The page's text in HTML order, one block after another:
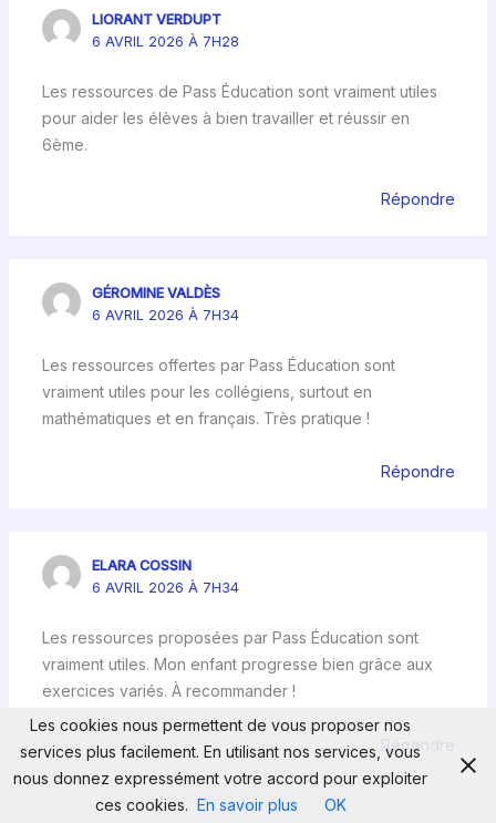
LIORANT VERDUPT
6 AVRIL 2026 À 7H28
Les ressources de Pass Éducation sont vraiment utiles
pour aider les élèves à bien travailler et réussir en
6ème.
Répondre
GÉROMINE VALDÈS
6 AVRIL 2026 À 7H34
Les ressources offertes par Pass Éducation sont
vraiment utiles pour les collégiens, surtout en
mathématiques et en français. Très pratique !
Répondre
ELARA COSSIN
6 AVRIL 2026 À 7H34
Les ressources proposées par Pass Éducation sont
vraiment utiles. Mon enfant progresse bien grâce aux
exercices variés. À recommander !
Répondre
Les cookies nous permettent de vous proposer nos
services plus facilement. En utilisant nos services, vous
nous donnez expressément votre accord pour exploiter
ces cookies. En savoir plus OK